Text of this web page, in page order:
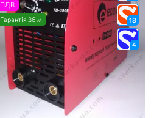
18
4
ПДВ
Гарантія 36 м